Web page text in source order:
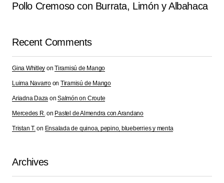
Pollo Cremoso con Burrata, Limón y Albahaca
Recent Comments
Gina Whitley onTiramisú de Mango
Luima Navarroon Tiramisú de Mango
Ariadna Daza onSalmón on Croute
Mercedes R.on Pastel de Almendra con Arandano
Tristan T.on Ensalada de quinoa, pepino, blueberries y menta
Archives